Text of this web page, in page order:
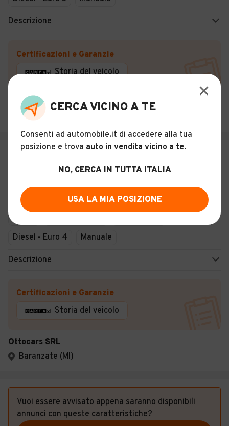
Descrizione
Certificazioni e Garanzie
Storia del veicolo
Commercialauto di Zangrandi Andrea
Piacenza (PC)
19
Isuzu NPR/NKR NKR 85 3.0 TD cat
Diesel - Euro 4
Manuale
Descrizione
Certificazioni e Garanzie
Storia del veicolo
Ottocars SRL
Baranzate (MI)
Vuoi essere avvisato appena saranno disponibili
annunci con queste caratteristiche?
CERCA VICINO A TE
Consenti ad automobile.it di accedere alla tua
posizione e trova auto in vendita vicino a te.
NO, CERCA IN TUTTA ITALIA
USA LA MIA POSIZIONE